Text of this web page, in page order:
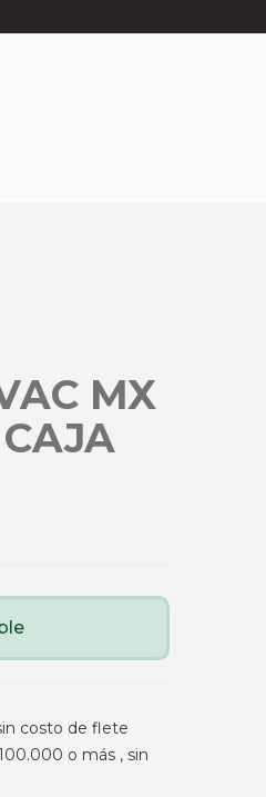
MX
costo de flete
o más , sin